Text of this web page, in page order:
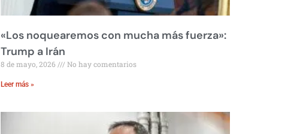
«Los noquearemos con mucha más fuerza»:
Trump a Irán
8 de mayo, 2026 No hay comentarios
Leer más »